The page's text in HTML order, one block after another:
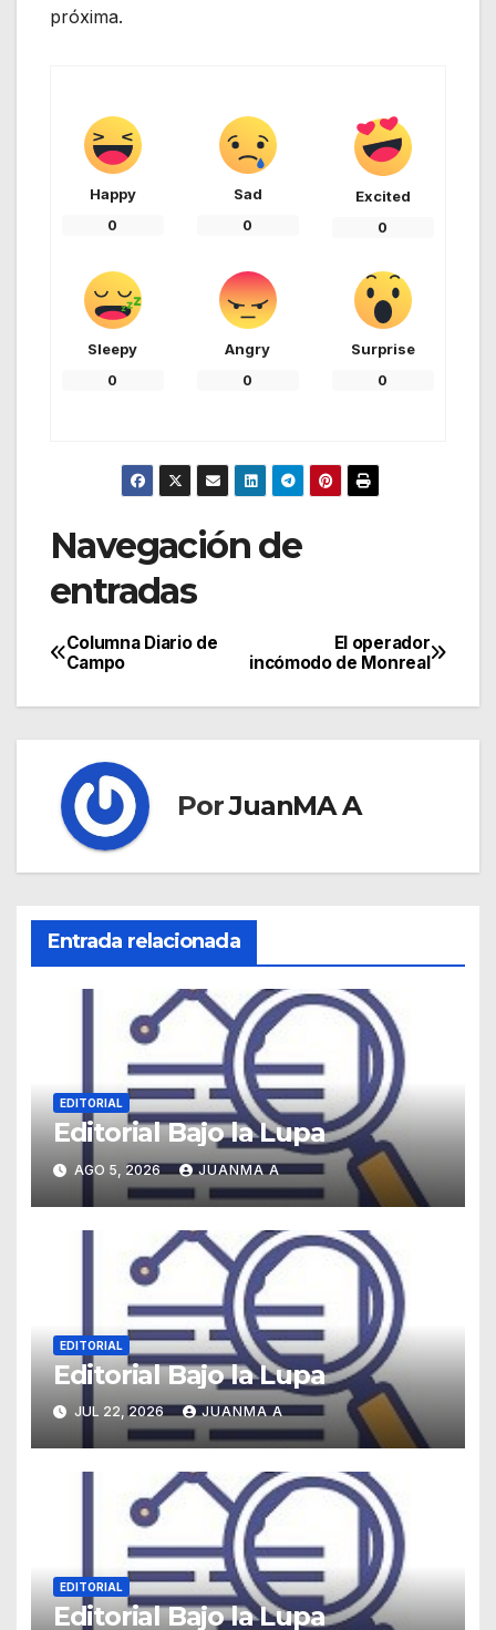
próxima.
Happy
0
Sad
0
Excited
0
Sleepy
0
Angry
0
Surprise
0
Navegación de
entradas
El operador
incómodo de Monreal
Columna Diario de
Campo
PorJuanMA A
Entrada relacionada
EDITORIAL
Editorial Bajo la Lupa
AGO 5, 2026 JUANMA A
EDITORIAL
Editorial Bajo la Lupa
JUL 22, 2026 JUANMA A
EDITORIAL
Editorial Bajo la Lupa